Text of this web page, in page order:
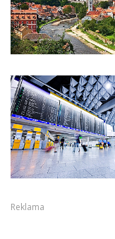
Reklama